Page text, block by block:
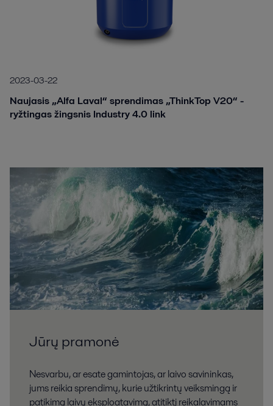
2023-03-22
Naujasis „Alfa Laval“ sprendimas „ThinkTop V20“ -
ryžtingas žingsnis Industry 4.0 link
Jūrų pramonė
Nesvarbu, ar esate gamintojas, ar laivo savininkas,
jums reikia sprendimų, kurie užtikrintų veiksmingą ir
patikimą laivų eksploatavimą, atitiktį reikalavimams